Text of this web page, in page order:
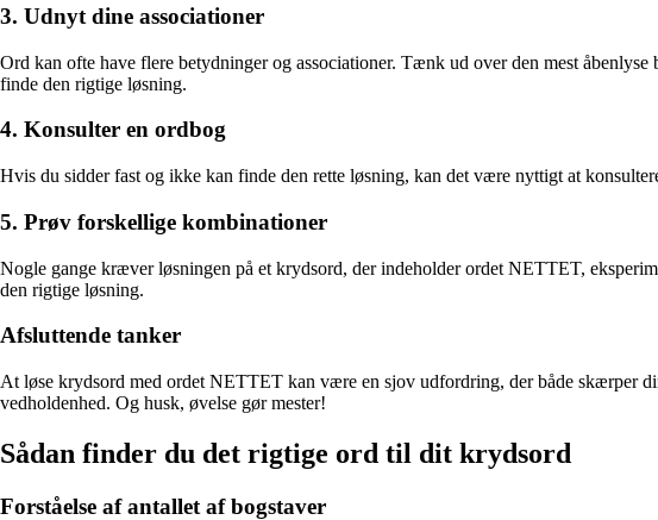
3. Udnyt dine associationer
Ord kan ofte have flere betydninger og associationer. Tænk ud over den mest
finde den rigtige løsning.
4. Konsulter en ordbog
Hvis du sidder fast og ikke kan finde den rette løsning, kan det være nyttigt at
5. Prøv forskellige kombinationer
Nogle gange kræver løsningen på et krydsord, der indeholder ordet NETTET,
den rigtige løsning.
Afsluttende tanker
At løse krydsord med ordet NETTET kan være en sjov udfordring, der både skærper
vedholdenhed. Og husk, øvelse gør mester!
Sådan finder du det rigtige ord til dit krydsord
Forståelse af antallet af bogstaver